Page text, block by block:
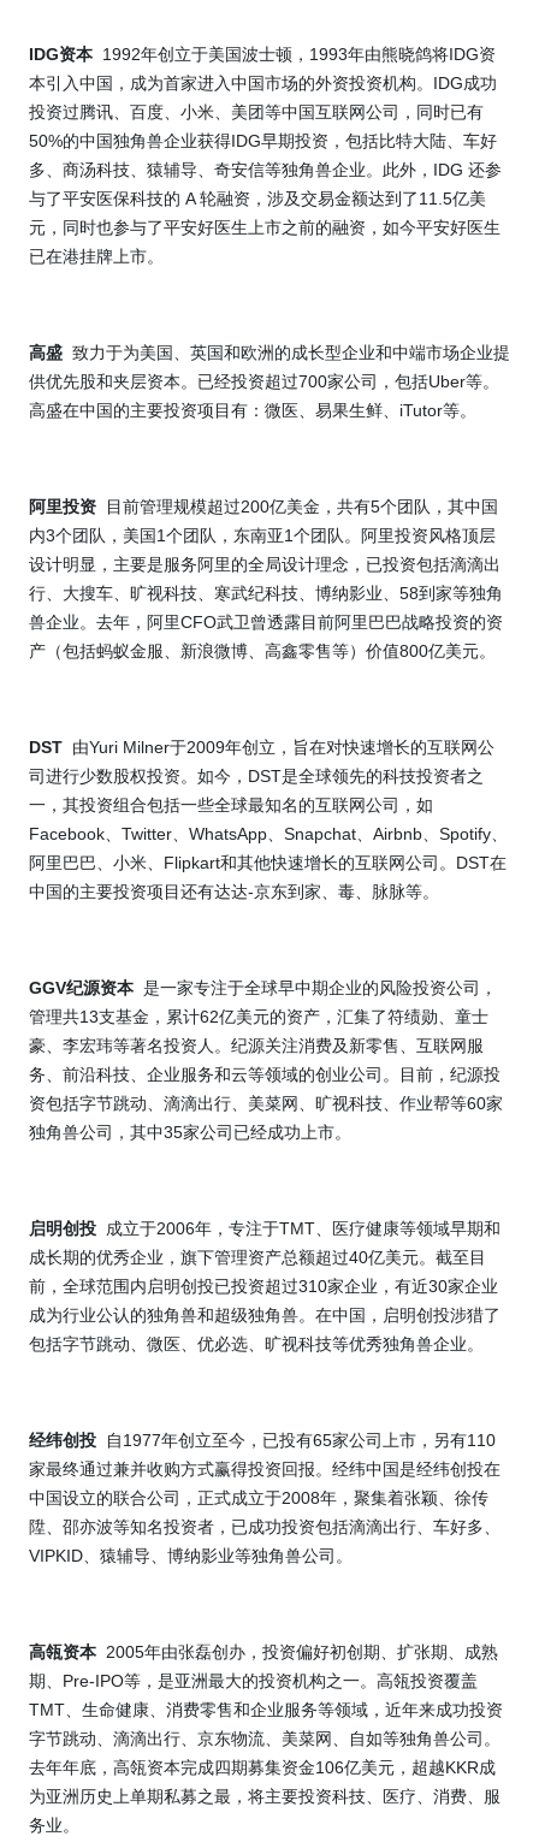
IDG资本 1992年创立于美国波士顿， 1993年由熊晓鸽将IDG资
本引入中国，成为首家进入中国市场的外资投资机构。 IDG成功
投资过腾讯、百度、小米、美团等中国互联网公司，同时已有
50%的中国独角兽企业获得IDG早期投资，包括比特大陆、车好
多、商汤科技、猿辅导、奇安信等独角兽企业。此外， IDG 还参
与了平安医保科技的 A轮融资，涉及交易金额达到了 11.5亿美
元，同时也参与了平安好医生上市之前的融资，如今平安好医生
已在港挂牌上市。
高盛 致力于为美国、英国和欧洲的成长型企业和中端市场企业提
供优先股和夹层资本。已经投资超过700家公司，包括Uber等。
高盛在中国的主要投资项目有：微医、易果生鲜、 iTutor等。
阿里投资 目前管理规模超过200亿美金，共有5个团队，其中国
内3个团队，美国 1个团队，东南亚 1个团队。阿里投资风格顶层
设计明显，主要是服务阿里的全局设计理念，已投资包括滴滴出
行、大搜车、旷视科技、寒武纪科技、博纳影业、 58到家等独角
兽企业。去年，阿里CFO武卫曾透露目前阿里巴巴战略投资的资
产（包括蚂蚁金服、新浪微博、高鑫零售等）价值800亿美元。
DST 由Yuri Milner于2009年创立，旨在对快速增长的互联网公
司进行少数股权投资。如今， DST是全球领先的科技投资者之
一，其投资组合包括一些全球最知名的互联网公司，如
Facebook、 Twitter、 WhatsApp、 Snapchat、 Airbnb、 Spotify、
阿里巴巴、小米、 Flipkart和其他快速增长的互联网公司。 DST在
中国的主要投资项目还有达达-京东到家、毒、脉脉等。
GGV纪源资本 是一家专注于全球早中期企业的风险投资公司，
管理共13支基金，累计62亿美元的资产，汇集了符绩勋、童士
豪、李宏玮等著名投资人。纪源关注消费及新零售、互联网服
务、前沿科技、企业服务和云等领域的创业公司。目前，纪源投
资包括字节跳动、滴滴出行、美菜网、旷视科技、作业帮等60家
独角兽公司，其中35家公司已经成功上市。
启明创投 成立于2006年，专注于TMT、医疗健康等领域早期和
成长期的优秀企业，旗下管理资产总额超过40亿美元。截至目
前，全球范围内启明创投已投资超过310家企业，有近30家企业
成为行业公认的独角兽和超级独角兽。在中国，启明创投涉猎了
包括字节跳动、微医、优必选、旷视科技等优秀独角兽企业。
经纬创投 自 1977年创立至今，已投有65家公司上市，另有110
家最终通过兼并收购方式赢得投资回报。经纬中国是经纬创投在
中国设立的联合公司，正式成立于2008年，聚集着张颖、徐传
陞、邵亦波等知名投资者，已成功投资包括滴滴出行、车好多、
VIPKID、猿辅导、博纳影业等独角兽公司。
高瓴资本 2005年由张磊创办，投资偏好初创期、扩张期、成熟
期、 Pre-IPO等，是亚洲最大的投资机构之一。高瓴投资覆盖
TMT、生命健康、消费零售和企业服务等领域，近年来成功投资
字节跳动、滴滴出行、京东物流、美菜网、自如等独角兽公司。
去年年底，高瓴资本完成四期募集资金106亿美元，超越KKR成
为亚洲历史上单期私募之最，将主要投资科技、医疗、消费、服
务业。